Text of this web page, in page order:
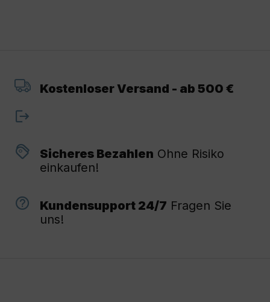
Kostenloser Versand - ab 500 €
Sicheres Bezahlen Ohne Risiko
einkaufen!
Kundensupport 24/7 Fragen Sie
uns!